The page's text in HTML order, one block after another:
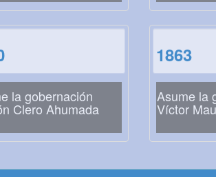
la gobernación
Clero Ahumada
1863
Asume la
Víctor